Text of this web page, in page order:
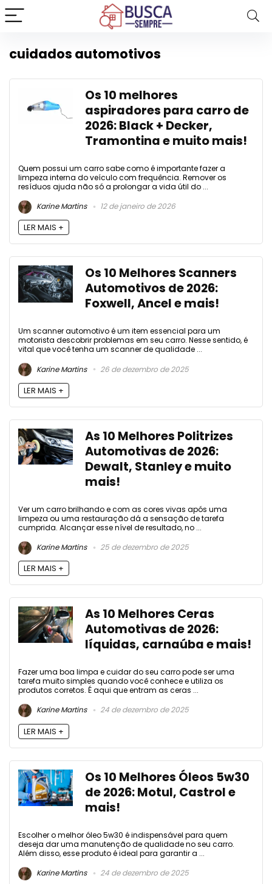
cuidados automotivos
Os 10 melhores
aspiradores para carro de
2026: Black + Decker,
Tramontina e muito mais!
Quem possui um carro sabe como é importante fazer a
limpeza interna do veículo com frequência. Remover os
resíduos ajuda não só a prolongar a vida útil do ...
Karine Martins
12 de janeiro de 2026
LER MAIS +
Os 10 Melhores Scanners
Automotivos de 2026:
Foxwell, Ancel e mais!
Um scanner automotivo é um item essencial para um
motorista descobrir problemas em seu carro. Nesse sentido, é
vital que você tenha um scanner de qualidade ...
Karine Martins
26 de dezembro de 2025
LER MAIS +
As 10 Melhores Politrizes
Automotivas de 2026:
Dewalt, Stanley e muito
mais!
Ver um carro brilhando e com as cores vivas após uma
limpeza ou uma restauração dá a sensação de tarefa
cumprida. Alcançar esse nível de resultado, no ...
Karine Martins
25 de dezembro de 2025
LER MAIS +
As 10 Melhores Ceras
Automotivas de 2026:
líquidas, carnaúba e mais!
Fazer uma boa limpa e cuidar do seu carro pode ser uma
tarefa muito simples quando você conhece e utiliza os
produtos corretos. É aqui que entram as ceras ...
Karine Martins
24 de dezembro de 2025
LER MAIS +
Os 10 Melhores Óleos 5w30
de 2026: Motul, Castrol e
mais!
Escolher o melhor óleo 5w30 é indispensável para quem
deseja dar uma manutenção de qualidade no seu carro.
Além disso, esse produto é ideal para garantir a ...
Karine Martins
24 de dezembro de 2025